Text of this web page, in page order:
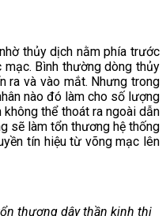
thủy dịch nằm phía trước
Bình thường dòng thủy
ra và vào mắt. Nhưng trong
nào đó làm cho số lượng
thể thoát ra ngoài dẫn
sẽ làm tổn thương hệ thống
tín hiệu từ võng mạc lên
thương dây thần kinh thị